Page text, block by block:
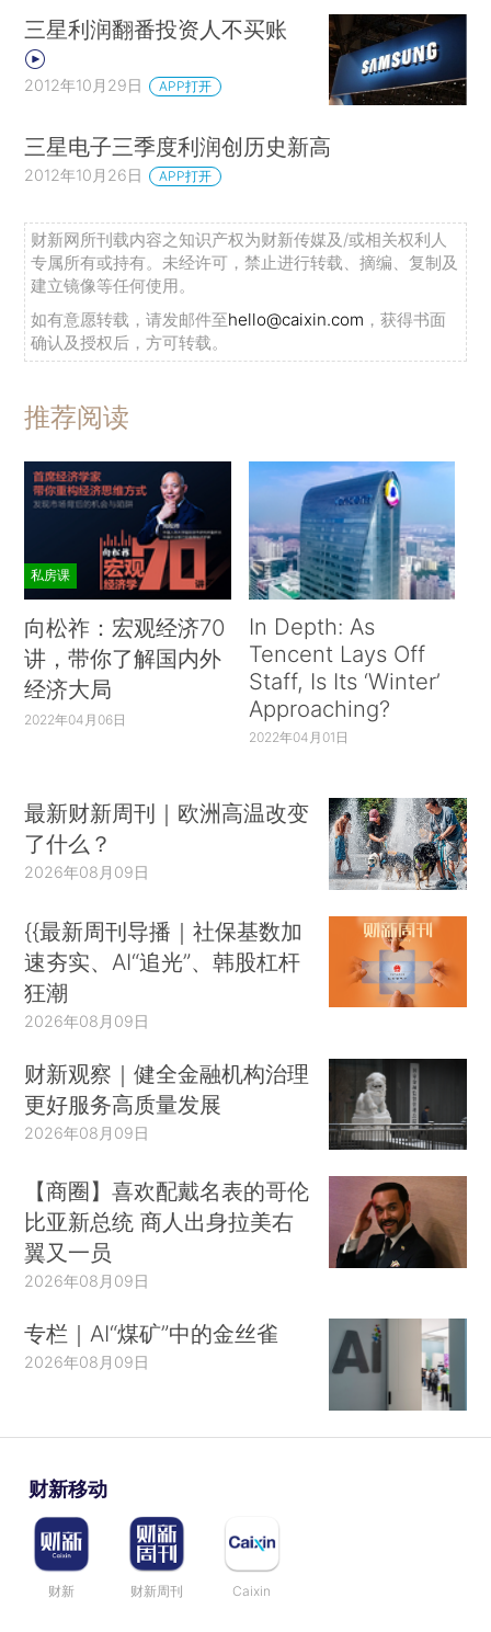
三星利润翻番投资人不买账
2012年10月29日 APP打开
三星电子三季度利润创历史新高
2012年10月26日 APP打开
财新网所刊载内容之知识产权为财新传媒及/或相关权利人
专属所有或持有。未经许可，禁止进行转载、摘编、复制及
建立镜像等任何使用。
如有意愿转载，请发邮件至hello@caixin.com ，获得书面
确认及授权后，方可转载。
推荐阅读
私房课
向松祚：宏观经济70
讲，带你了解国内外
经济大局
2022年04月06日
In Depth: As
Tencent Lays Off
Staff, Is Its ‘Winter’
Approaching?
2022年04月01日
最新财新周刊｜欧洲高温改变
了什么？
2026年08月09日
{{最新周刊导播｜社保基数加
速夯实、AI“追光”、韩股杠杆
狂潮
2026年08月09日
财新观察｜健全金融机构治理
更好服务高质量发展
2026年08月09日
【商圈】喜欢配戴名表的哥伦
比亚新总统 商人出身拉美右
翼又一员
2026年08月09日
专栏｜AI“煤矿”中的金丝雀
2026年08月09日
财新移动
财新 财新周刊 Caixin